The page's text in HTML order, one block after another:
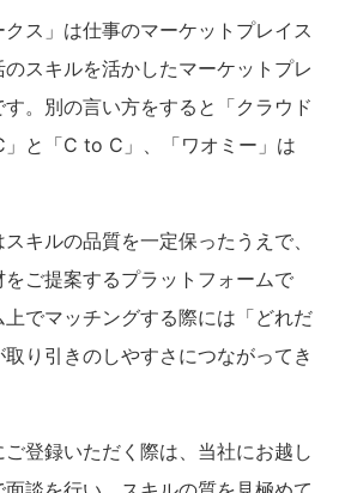
ス」は仕事のマーケットプレイス
スキルを活かしたマーケットプレ
。別の言い方をすると「クラウド
と「C to C」、「ワオミー」は
キルの品質を一定保ったうえで、
ご提案するプラットフォームで
でマッチングする際には「どれだ
り引きのしやすさにつながってき
ご登録いただく際は、当社にお越し